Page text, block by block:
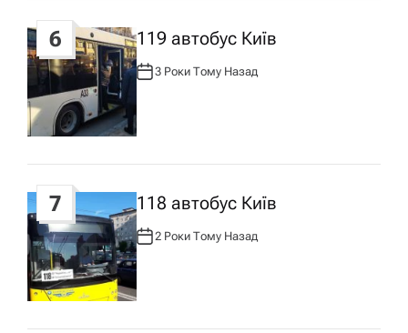
6 119 автобус Київ
А
Р
:
3 Роки Тому Назад
7 118 автобус Київ
А
В
Т
Р
:
2 Роки Тому Назад